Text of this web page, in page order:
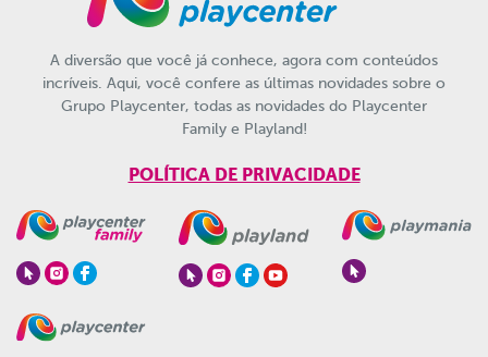
A diversão que você já conhece, agora com conteúdos
incríveis. Aqui, você confere as últimas novidades sobre o
Grupo Playcenter, todas as novidades do Playcenter
Family e Playland!
POLÍTICA DE PRIVACIDADE